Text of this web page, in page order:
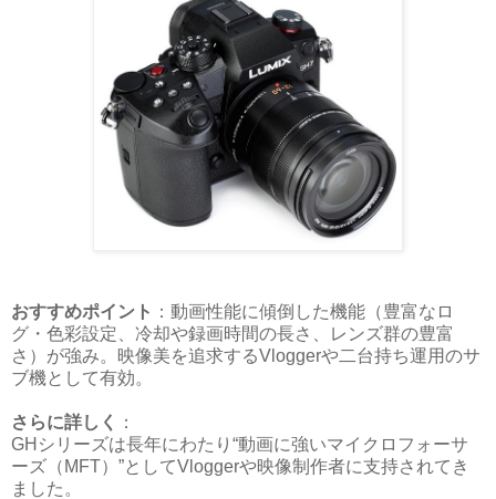
おすすめポイント ：動画性能に傾倒した機能（豊富なロ
グ・色彩設定、冷却や録画時間の長さ、レンズ群の豊富
さ）が強み。映像美を追求するVloggerや二台持ち運用のサ
ブ機として有効。
さらに詳しく
：
GHシリーズは長年にわたり“動画に強いマイクロフォーサ
ーズ（MFT）”としてVloggerや映像制作者に支持されてき
ました。